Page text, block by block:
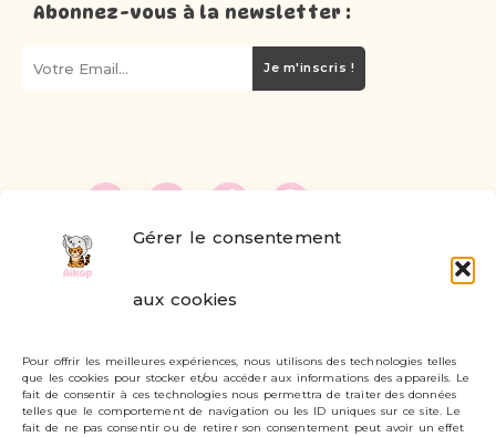
Gérer le consentement
aux cookies
Pour offrir les meilleures expériences, nous utilisons des technologies telles
que les cookies pour stocker et/ou accéder aux informations des appareils. Le
fait de consentir à ces technologies nous permettra de traiter des données
telles que le comportement de navigation ou les ID uniques sur ce site. Le
fait de ne pas consentir ou de retirer son consentement peut avoir un effet
Abonnez-vous à la newsletter :
Je m'inscris !
Livraisons et retours
Mon compte